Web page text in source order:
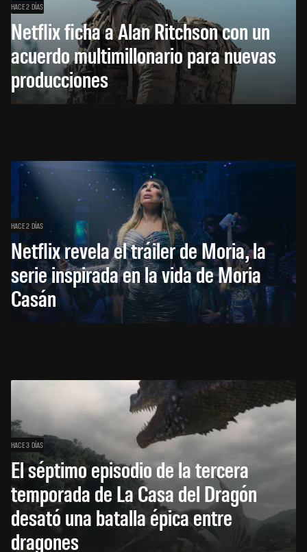
HACE 2 DÍAS
Netflix ficha a Alan Ritchson con un
acuerdo multimillonario para nuevas
producciones
HACE 2 DÍAS
Netflix revela el tráiler de Moria, la
serie inspirada en la vida de Moria
Casán
HACE 3 DÍAS
El séptimo episodio de la tercera
temporada de La Casa del Dragón
desató una batalla épica entre
dragones